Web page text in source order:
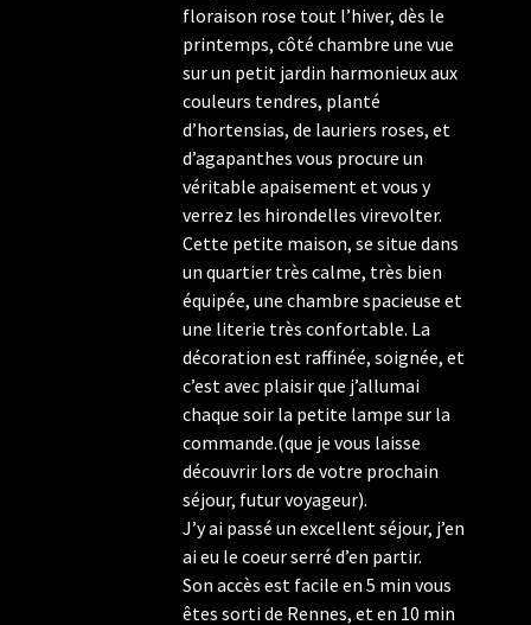
floraison rose tout l’hiver, dès le
printemps, côté chambre une vue
sur un petit jardin harmonieux aux
couleurs tendres, planté
d’hortensias, de lauriers roses, et
d’agapanthes vous procure un
véritable apaisement et vous y
verrez les hirondelles virevolter.
Cette petite maison, se situe dans
un quartier très calme, très bien
équipée, une chambre spacieuse et
une literie très confortable. La
décoration est raffinée, soignée, et
c’est avec plaisir que j’allumai
chaque soir la petite lampe sur la
commande.(que je vous laisse
découvrir lors de votre prochain
séjour, futur voyageur).
J’y ai passé un excellent séjour, j’en
ai eu le coeur serré d’en partir.
Son accès est facile en 5 min vous
êtes sorti de Rennes, et en 10 min